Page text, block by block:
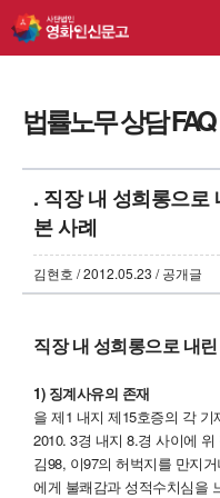
법률노무 상담 FAQ
. 직장 내 성희롱으로
본 사례
김현호 / 2012.05.23 / 공개글
직장 내 성희롱으로 내
1) 징계사유의 존재
을 제1 내지 제15호증의 각
2010. 3경 내지 8.경 사이에
김98, 이97의 허벅지를 만지
에게 불쾌감과 성적수치심을